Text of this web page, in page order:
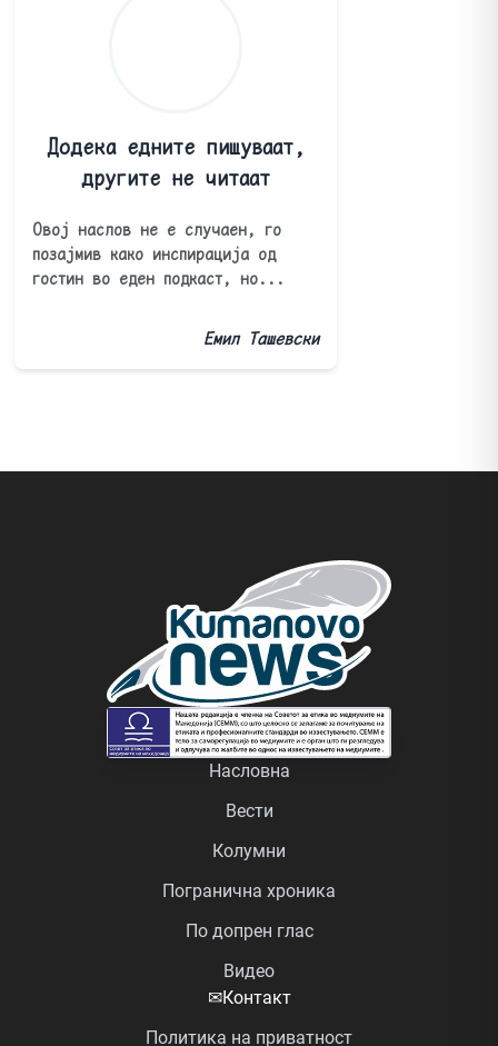
Додека едните пишуваат,
другите не читаат
Овој наслов не е случаен, го
позајмив како инспирација од
гостин во еден подкаст, но...
Емил Ташевски
Насловна
Вести
Колумни
Погранична хроника
По допрен глас
Видео
✉Контакт
Политика на приватност